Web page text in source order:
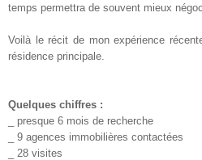
temps permettra de souvent mieux
Voilà le récit de mon expérience
résidence principale.
Quelques chiffres :
_ presque 6 mois de recherche
_ 9 agences immobilières contactées
_ 28 visites